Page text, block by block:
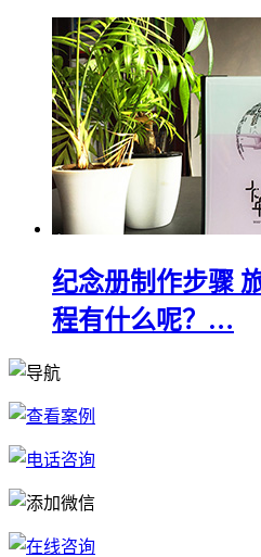
纪念册制作步骤
程有什么呢？…